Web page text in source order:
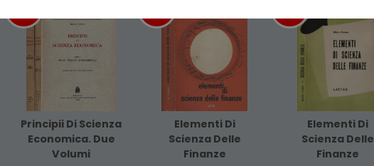
Principii Di Scienza
Economica. Due
Volumi
Elementi Di
Scienza Delle
Finanze
Elementi Di
Scienza Delle
Finanze